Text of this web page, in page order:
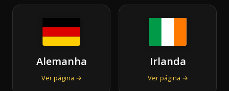
Alemanha
Ver página →
Irlanda
Ver página →